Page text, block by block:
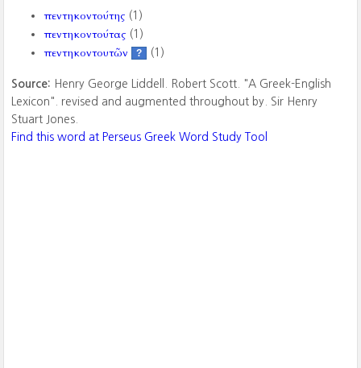
πεντηκοντούτης (1)
πεντηκοντούτας (1)
πεντηκοντουτῶν ? (1)
Source: Henry George Liddell. Robert Scott. "A Greek-English
Lexicon". revised and augmented throughout by. Sir Henry
Stuart Jones.
Find this word at Perseus Greek Word Study Tool